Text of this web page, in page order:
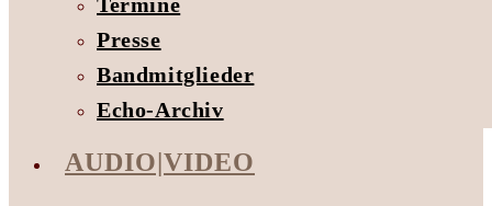
Presse
Bandmitglieder
Echo-Archiv
AUDIO|VIDEO